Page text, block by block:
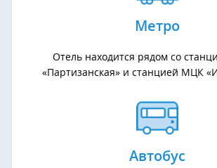
Метро
Отель находится рядом со
«Партизанская» и станцией МЦК
Автобус